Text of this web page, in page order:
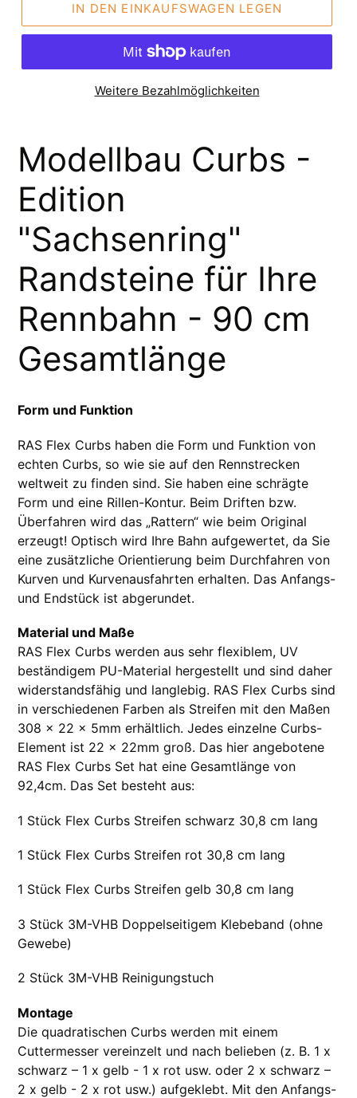
IN DEN EINKAUFSWAGEN LEGEN
Weitere Bezahlmöglichkeiten
Modellbau Curbs -
Edition
"Sachsenring"
Randsteine für Ihre
Rennbahn - 90 cm
Gesamtlänge
Form und Funktion
RAS Flex Curbs haben die Form und Funktion von
echten Curbs, so wie sie auf den Rennstrecken
weltweit zu finden sind. Sie haben eine schrägte
Form und eine Rillen-Kontur. Beim Driften bzw.
Überfahren wird das „Rattern“ wie beim Original
erzeugt! Optisch wird Ihre Bahn aufgewertet, da Sie
eine zusätzliche Orientierung beim Durchfahren von
Kurven und Kurvenausfahrten erhalten. Das Anfangs-
und Endstück ist abgerundet.
Material und Maße
RAS Flex Curbs werden aus sehr flexiblem, UV
beständigem PU-Material hergestellt und sind daher
widerstandsfähig und langlebig. RAS Flex Curbs sind
in verschiedenen Farben als Streifen mit den Maßen
308 x 22 x 5mm erhältlich. Jedes einzelne Curbs-
Element ist 22 x 22mm groß. Das hier angebotene
RAS Flex Curbs Set hat eine Gesamtlänge von
92,4cm. Das Set besteht aus:
1 Stück Flex Curbs Streifen schwarz 30,8 cm lang
1 Stück Flex Curbs Streifen rot 30,8 cm lang
1 Stück Flex Curbs Streifen gelb 30,8 cm lang
3 Stück 3M-VHB Doppelseitigem Klebeband (ohne
Gewebe)
2 Stück 3M-VHB Reinigungstuch
Montage
Die quadratischen Curbs werden mit einem
Cuttermesser vereinzelt und nach belieben (z. B. 1 x
schwarz – 1 x gelb - 1 x rot usw. oder 2 x schwarz –
2 x gelb - 2 x rot usw.) aufgeklebt. Mit den Anfangs-